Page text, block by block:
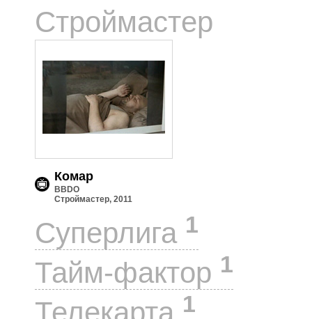
Строймастер
Комар
BBDO
Строймастер, 2011
Суперлига 1
Тайм-фактор 1
Телекарта 1